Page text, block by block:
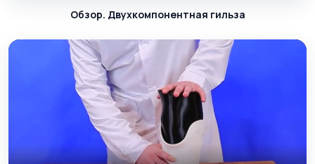
Обзор. Двухкомпонентная гильза